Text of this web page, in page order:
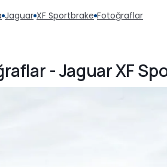
Jaguar XF Sportbrake Fotoğraflar
- Jaguar XF